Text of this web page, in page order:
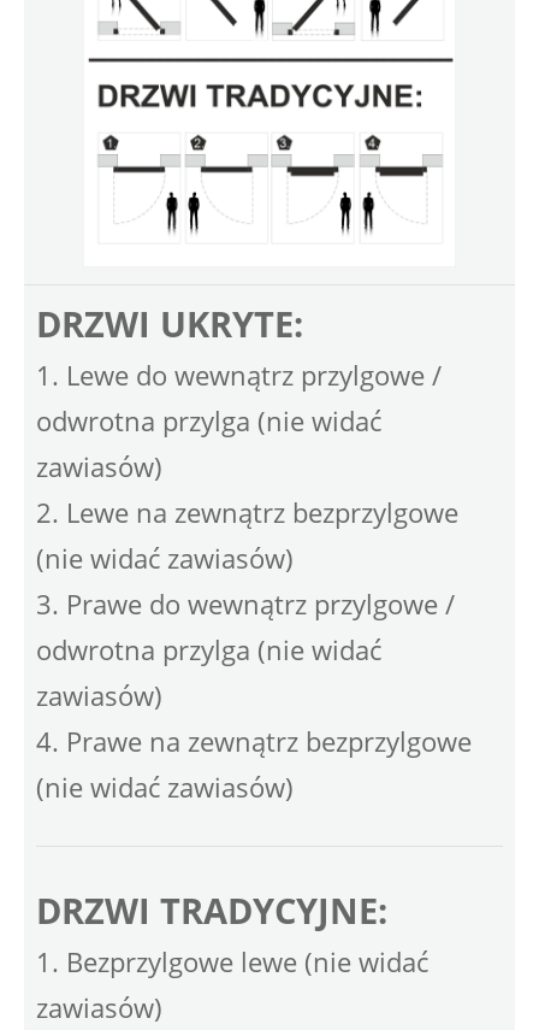
DRZWI UKRYTE:
1. Lewe do wewnątrz przylgowe /
odwrotna przylga (nie widać
zawiasów)
2. Lewe na zewnątrz bezprzylgowe
(nie widać zawiasów)
3. Prawe do wewnątrz przylgowe /
odwrotna przylga (nie widać
zawiasów)
4. Prawe na zewnątrz bezprzylgowe
(nie widać zawiasów)
DRZWI TRADYCYJNE:
1. Bezprzylgowe lewe (nie widać
zawiasów)